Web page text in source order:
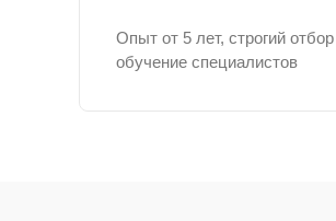
Опыт от 5 лет, строгий
обучение специалистов